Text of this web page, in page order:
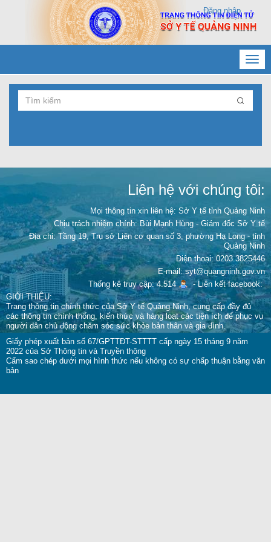
Đăng nhập
Liên hệ với chúng tôi:
Mọi thông tin xin liên hệ: Sở Y tế tỉnh Quảng Ninh
Chịu trách nhiệm chính: Bùi Mạnh Hùng - Giám đốc Sở Y tế
Địa chỉ: Tầng 19, Trụ sở Liên cơ quan số 3, phường Hạ Long - tỉnh
Quảng Ninh
Điện thoại: 0203.3825446
E-mail: syt@quangninh.gov.vn
Thống kê truy cập: 4.514
-Liên kết facebook:
GIỚI THIỆU:
Trang thông tin chính thức của Sở Y tế Quảng Ninh, cung cấp đầy đủ
các thông tin chính thống, kiến thức và hàng loạt các tiện ích để phục vụ
người dân chủ động chăm sóc sức khỏe bản thân và gia đình.
Giấy phép xuất bản số 67/GPTTĐT-STTTT cấp ngày 15 tháng 9 năm
2022 của Sở Thông tin và Truyền thông
Cấm sao chép dưới mọi hình thức nếu không có sự chấp thuận bằng văn
bản